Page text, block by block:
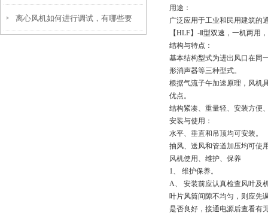
响的原因与排除
离心风机如何进行调试，有哪些要
用途：
广泛应用于工业和民用建筑的
【HLF】 - Ⅱ型双速，一机两用，
结构与特点：
基本结构型式为进出风口在同
形消声器等三种型式。
根据气流子午加速原理，风机
优点。
结构紧凑、重量轻、安装方便
安装与使用：
水平、垂直和吊顶均可安装。
抽风、送风和管道加压均可使
风机使用、维护、保养
1、 维护保养。
A、 安装前应认真检查风叶及
叶片风筒间隙不均匀，则应先
是否良好，接通电源后查看有